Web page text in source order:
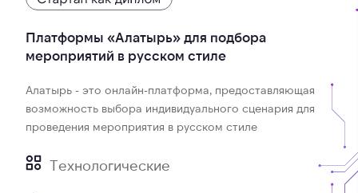
Платформы «Алатырь» для подбора
мероприятий в русском стиле
Алатырь - это онлайн-платформа, предоставляющая
возможность выбора индивидуального сценария для
проведения мероприятия в русском стиле
Технологические